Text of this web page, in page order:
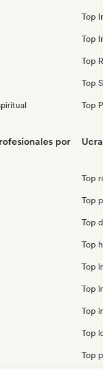
Top
Top
Top
Top
Top
por
Top
Top
Top
Top
Top
Top
Top
Top
Top